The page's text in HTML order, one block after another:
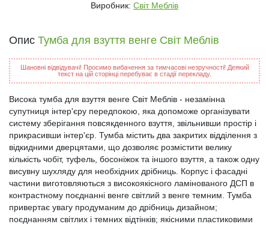
Виробник: Світ Меблів
Опис Тумба для взуття венге Світ Меблів
Шановні відвідувачі! Просимо вибачення за тимчасові незручності! Деякий
текст на цій сторінці перебуває в стадії перекладу.
Висока тумба для взуття венге Світ Меблів - незамінна
супутниця інтер'єру передпокою, яка допоможе організувати
систему зберігання повсякденного взуття, звільнивши простір і
прикрасивши інтер'єр. Тумба містить два закритих відділення з
відкидними дверцятами, що дозволяє розмістити велику
кількість чобіт, туфель, босоніжок та іншого взуття, а також одну
висувну шухляду для необхідних дрібниць. Корпус і фасадні
частини виготовляються з високоякісного ламінованого ДСП в
контрастному поєднанні венге світлий з венге темним. Тумба
привертає увагу продуманим до дрібниць дизайном;
поєднанням світлих і темних відтінків; якісними пластиковими